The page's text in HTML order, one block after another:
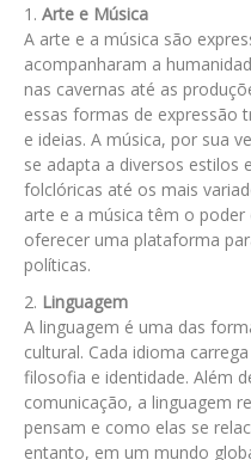
Arte e Música
A arte e a música são
acompanharam a
nas cavernas até as
essas formas de expressão
e ideias. A música, por sua
se adapta a diversos estilos
folclóricas até os mais
arte e a música têm o
oferecer uma plataforma
políticas.
Linguagem
A linguagem é uma das
cultural. Cada idioma
filosofia e identidade. Além
comunicação, a linguagem
pensam e como elas se
entanto, em um mundo